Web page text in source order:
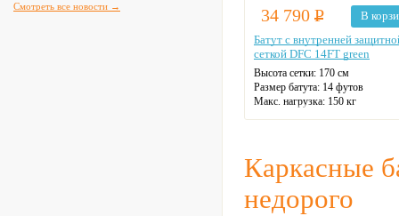
Смотреть все новости → 34 790 Р
В
Батут с внутренней
сеткой DFC 14FT green
Высота сетки: 170 см
Размер батута: 14 футов
Макс. нагрузка: 150 кг
Каркасные
недорого